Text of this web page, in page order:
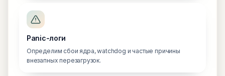
Panic-логи
Определим сбои ядра, watchdog и частые причины
внезапных перезагрузок.